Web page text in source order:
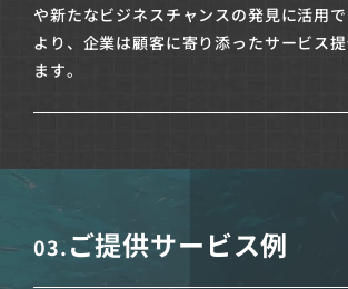
や新たなビジネスチャンスの発見に活用
より、企業は顧客に寄り添ったサービス
ます。
03.ご提供サービス例